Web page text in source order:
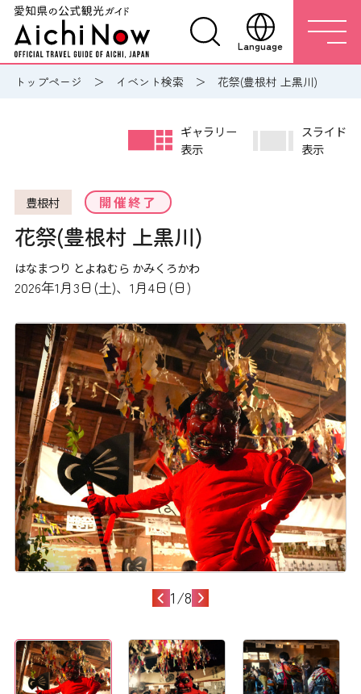
Language
トップページ イベント検索 花祭(豊根村 上黒川)
豊根村 開催終了
花祭(豊根村 上黒川)
はなまつり とよねむら かみくろかわ
2026年1月3日(土)、1月4日(日)
ギャラリー
表示
スライド
表示
1/8